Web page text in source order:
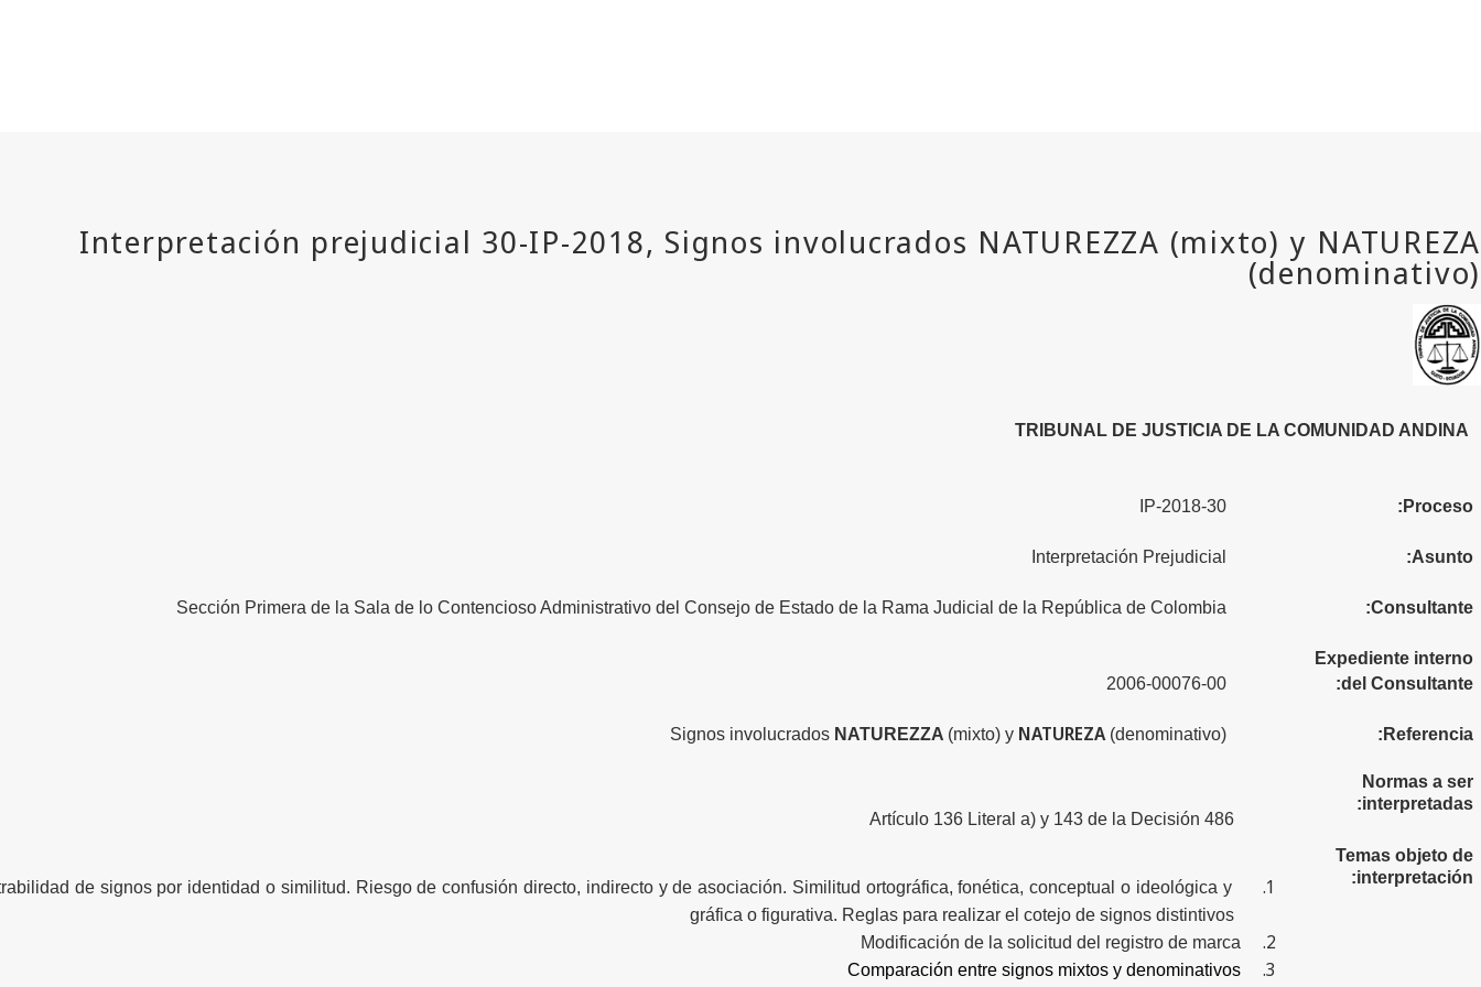
TRIBUNAL DE JUSTICIA DE LA COMUNIDAD ANDINA
Proceso:
30-IP-2018
Asunto:
Interpretación Prejudicial
Consultante:
Sección Primera de la Sala de lo Contencioso Administrativo del Consejo de Estado de la Rama Judicial de la República de Colombia
Expediente interno
del Consultante:
2006-00076-00
Referencia:
Signos involucrados NATUREZZA (mixto) yNATUREZA (denominativo)
Normas a ser
interpretadas:
Artículo 136 Literal a) y 143 de la Decisión 486
Temas objeto de
interpretación:
1.
de signos por identidad o similitud. Riesgo de confusión directo, indirecto y de asociación. Similitud ortográfica, fonética, conceptual o ideológica y
gráfica o figurativa. Reglas para realizar el cotejo de signos distintivos
2.
Modificación de la solicitud del registro de marca
3.
Comparación entre signos mixtos y denominativos